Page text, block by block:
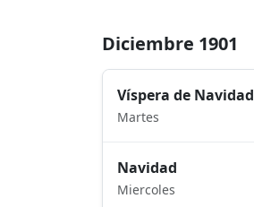
Diciembre 1901
Víspera de Navidad
Martes
Navidad
Miercoles